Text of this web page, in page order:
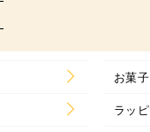
お菓
ラッ